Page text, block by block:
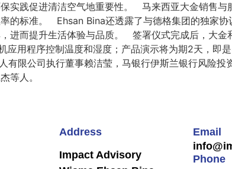
实践促进清洁空气地重要性。 马来西亚大金销售
的标准。 Ehsan Bina还透露了与德格集团的独家
进而提升生活体验与品质。 签署仪式完成后，大
应用程序控制温度和湿度；产品演示将为期2天，
限公司执行董事赖洁莹，马银行伊斯兰银行风险
等人。
Address
Impact Advisory
Email
Phone